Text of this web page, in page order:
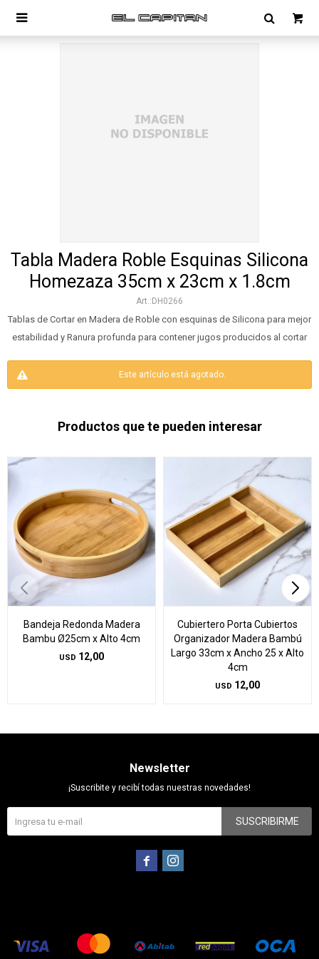

Tabla Madera Roble Esquinas Silicona
Homezaza 35cm x 23cm x 1.8cm
DH0266
Tablas de Cortar en Madera de Roble con esquinas de Silicona para mejor
estabilidad y Ranura profunda para contener jugos producidos al cortar
Este artículo está agotado.
Productos que te pueden interesar
Bandeja Redonda Madera
Bambu Ø25cm x Alto 4cm
USD 12,00
Cubiertero Porta Cubiertos
Organizador Madera Bambú
Largo 33cm x Ancho 25 x Alto
4cm
USD 12,00
Newsletter
¡Suscribite y recibí todas nuestras novedades!
SUSCRIBIRME
 